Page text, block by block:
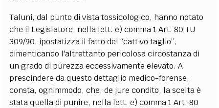
Taluni, dal punto di vista tossicologico, hanno notato
che il Legislatore, nella lett. e) comma 1 Art. 80 TU
309/90, ipostatizza il fatto del “cattivo taglio”,
dimenticando l'altrettanto pericolosa circostanza di
un grado di purezza eccessivamente elevato. A
prescindere da questo dettaglio medico-forense,
consta, ognimmodo, che, de jure condito, la scelta è
stata quella di punire, nella lett. e) comma 1 Art. 80